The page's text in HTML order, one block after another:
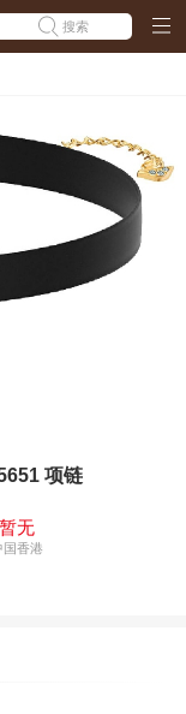
搜索
项链
暂无
国香港